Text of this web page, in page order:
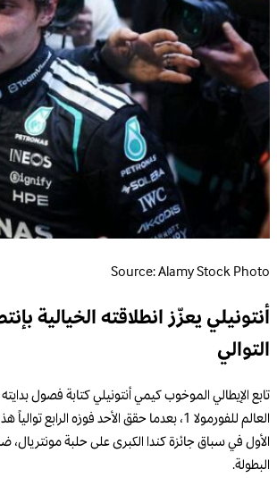
Source: Alamy Stock Photo
أنتونيلي يعزّز انطلاقته الخيالية
التوالي
تابع الإيطالي الموخوب كيمي أنتونيلي كتابة فصول
العالم للفورمولا 1، بعدما حقق الأحد فوزه الرابع
الأول في سباق جائزة كندا الكبرى على حلبة
البطولة.